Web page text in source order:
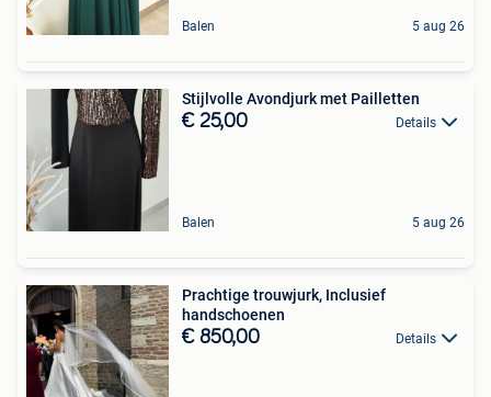
Balen 5 aug 26
Stijlvolle Avondjurk met Pailletten
€ 25,00 Details
Balen 5 aug 26
Prachtige trouwjurk, Inclusief
handschoenen
€ 850,00 Details